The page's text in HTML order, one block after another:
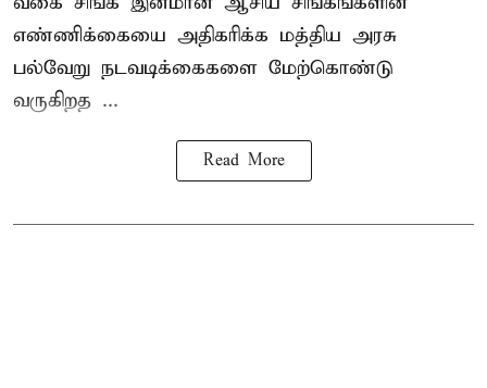
எண்ணிக்கையை அதிகரிக்க மத்திய அரசு
பல்வேறு நடவடிக்கைகளை மேற்கொண்டு
வருகிறத ...
Read More